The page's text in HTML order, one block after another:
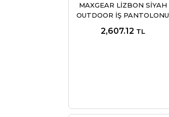
MAXGEAR LİZBON SİYAH
OUTDOOR İŞ PANTOLONU
2,607.12 TL